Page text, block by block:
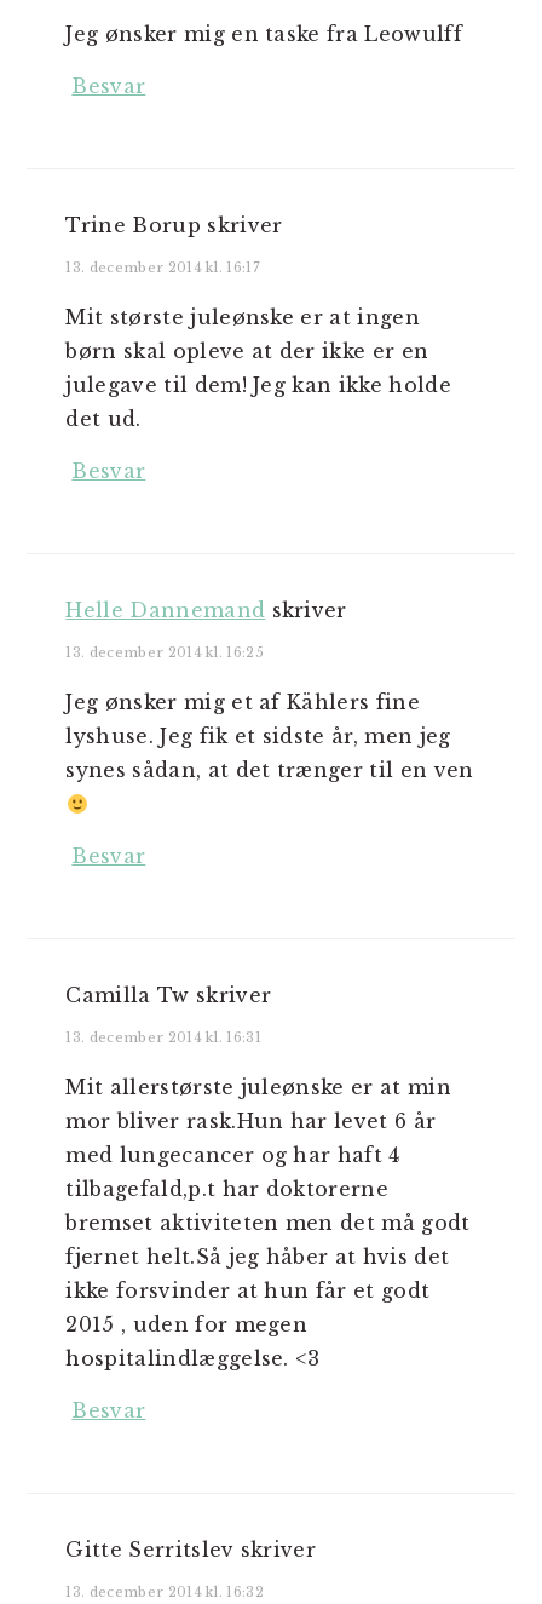
Jeg ønsker mig en taske fra Leowulff
Besvar
Trine Borup skriver
13. december 2014 kl. 16:17
Mit største juleønske er at ingen
børn skal opleve at der ikke er en
julegave til dem! Jeg kan ikke holde
det ud.
Besvar
Helle Dannemand skriver
13. december 2014 kl. 16:25
Jeg ønsker mig et af Kählers fine
lyshuse. Jeg fik et sidste år, men jeg
synes sådan, at det trænger til en ven
Besvar
Camilla Tw skriver
13. december 2014 kl. 16:31
Mit allerstørste juleønske er at min
mor bliver rask.Hun har levet 6 år
med lungecancer og har haft 4
tilbagefald,p.t har doktorerne
bremset aktiviteten men det må godt
fjernet helt.Så jeg håber at hvis det
ikke forsvinder at hun får et godt
2015 , uden for megen
hospitalindlæggelse. <3
Besvar
Gitte Serritslev skriver
13. december 2014 kl. 16:32